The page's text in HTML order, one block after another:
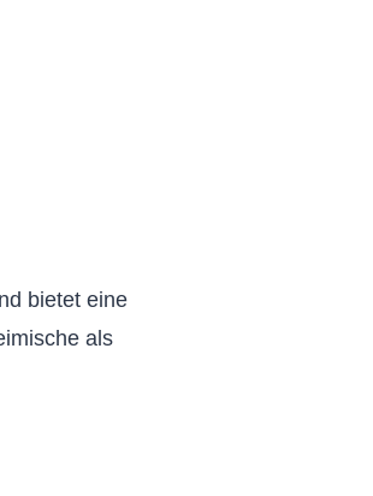
bietet eine
als